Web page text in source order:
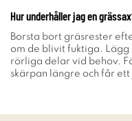
Hur underhåller jag en
Borsta bort gräsrester
om de blivit fuktiga.
rörliga delar vid behov.
skärpan längre och får